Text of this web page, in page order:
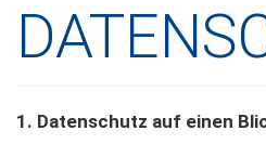
1. Datenschutz auf einen